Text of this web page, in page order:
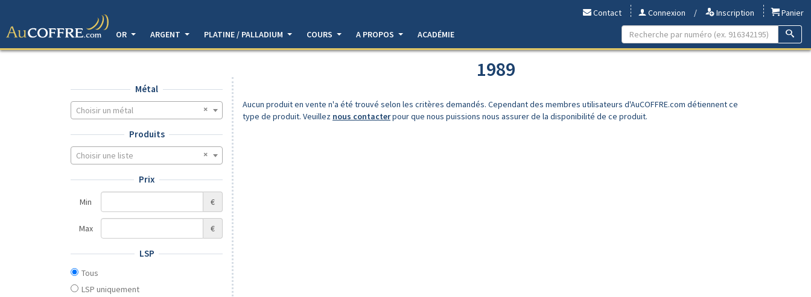
Contact Connexion / Inscription
Panier
OR
ARGENT PLATINE / PALLADIUM COURS A PROPOS ACADÉMIE
Métal
Choisir un métal
Produits
Choisir une liste
Prix
Min €
Max €
LSP
Tous
LSP uniquement
1989
Aucun produit en vente n'a été trouvé selon les critères demandés. Cependant des membres utilisateurs d'AuCOFFRE.com détiennent ce
type de produit. Veuillez nous contacterpour que nous puissions nous assurer de la disponibilité de ce produit.